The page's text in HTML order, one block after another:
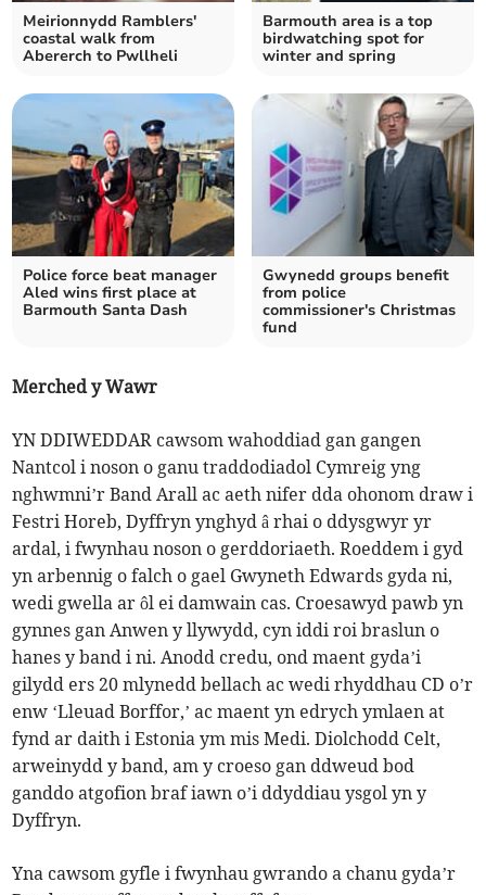
Meirionnydd Ramblers'
coastal walk from
Abererch to Pwllheli
Barmouth area is a top
birdwatching spot for
winter and spring
Police force beat manager
Aled wins first place at
Barmouth Santa Dash
Gwynedd groups benefit
from police
commissioner's Christmas
fund
Merched y Wawr
YN DDIWEDDAR cawsom wahoddiad gan gangen
Nantcol i noson o ganu traddodiadol Cymreig yng
nghwmni’r Band Arall ac aeth nifer dda ohonom draw i
Festri Horeb, Dyffryn ynghyd â rhai o ddysgwyr yr
ardal, i fwynhau noson o gerddoriaeth. Roeddem i gyd
yn arbennig o falch o gael Gwyneth Edwards gyda ni,
wedi gwella ar ôl ei damwain cas. Croesawyd pawb yn
gynnes gan Anwen y llywydd, cyn iddi roi braslun o
hanes y band i ni. Anodd credu, ond maent gyda’i
gilydd ers 20 mlynedd bellach ac wedi rhyddhau CD o’r
enw ‘Lleuad Borffor,’ ac maent yn edrych ymlaen at
fynd ar daith i Estonia ym mis Medi. Diolchodd Celt,
arweinydd y band, am y croeso gan ddweud bod
ganddo atgofion braf iawn o’i ddyddiau ysgol yn y
Dyffryn.
Yna cawsom gyfle i fwynhau gwrando a chanu gyda’r